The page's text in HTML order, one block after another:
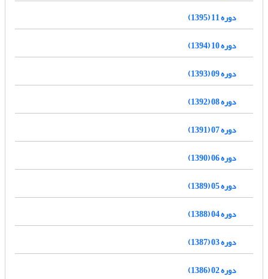
دوره 11 (1395)
دوره 10 (1394)
دوره 09 (1393)
دوره 08 (1392)
دوره 07 (1391)
دوره 06 (1390)
دوره 05 (1389)
دوره 04 (1388)
دوره 03 (1387)
دوره 02 (1386)